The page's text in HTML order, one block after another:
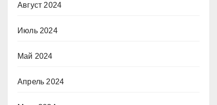
Август 2024
Июль 2024
Май 2024
Апрель 2024